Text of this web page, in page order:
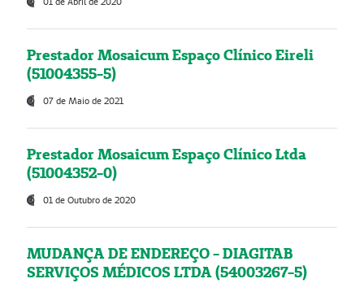
Prestador Mosaicum Espaço Clínico Eireli
(51004355-5)
07 de Maio de 2021
Prestador Mosaicum Espaço Clínico Ltda
(51004352-0)
01 de Outubro de 2020
MUDANÇA DE ENDEREÇO - DIAGITAB
SERVIÇOS MÉDICOS LTDA (54003267-5)